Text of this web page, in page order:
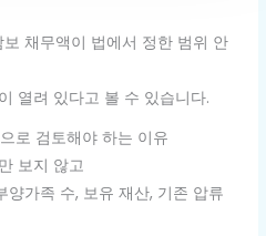
보 채무액이 법에서 정한 범위 안
열려 있다고 볼 수 있습니다.
로 검토해야 하는 이유
보지 않고
양가족 수, 보유 재산, 기존 압류